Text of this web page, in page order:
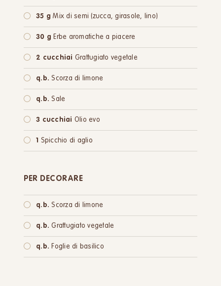
35 g Mix di semi (zucca, girasole, lino)
30 g Erbe aromatiche a piacere
2 cucchiai Grattugiato vegetale
q.b. Scorza di limone
q.b. Sale
3 cucchiai Olio evo
1 Spicchio di aglio
PER DECORARE
q.b. Scorza di limone
q.b. Grattugiato vegetale
q.b. Foglie di basilico